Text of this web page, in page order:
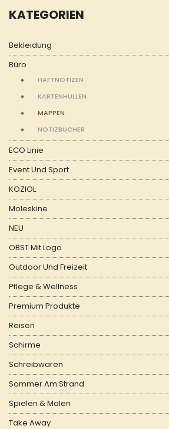
KATEGORIEN
Bekleidung
Büro
HAFTNOTIZEN
KARTENHÜLLEN
MAPPEN
NOTIZBÜCHER
ECO Linie
Event Und Sport
KOZIOL
Moleskine
NEU
OBST Mit Logo
Outdoor Und Freizeit
Pflege & Wellness
Premium Produkte
Reisen
Schirme
Schreibwaren
Sommer Am Strand
Spielen & Malen
Take Away